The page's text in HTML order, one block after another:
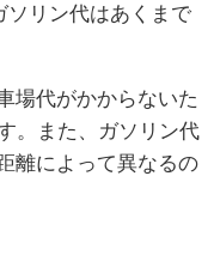
リン代はあくまで
場代がかからないた
。また、ガソリン代
離によって異なるの